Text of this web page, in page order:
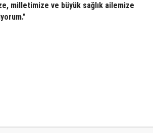
milletimize ve büyük sağlık ailemize